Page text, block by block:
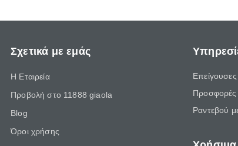
Σχετικά με εμάς
Η Εταιρεία
Προβολή στο 11888 giaola
Blog
Όροι χρήσης
Ραντεβού